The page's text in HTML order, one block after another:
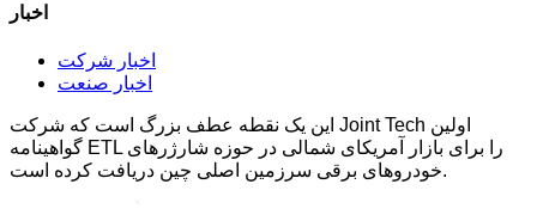
اخبار
اخبار شرکت
اخبار صنعت
این یک نقطه عطف بزرگ است که شرکت Joint Tech اولین
گواهینامه ETL را برای بازار آمریکای شمالی در حوزه شارژرهای
خودروهای برقی سرزمین اصلی چین دریافت کرده است.